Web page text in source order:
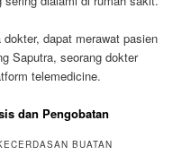
dapat merawat pasien
Saputra, seorang dokter
telemedicine.
dan Pengobatan
BUATAN